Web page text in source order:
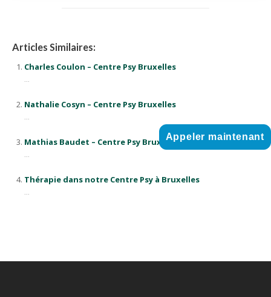
Articles Similaires:
Charles Coulon – Centre Psy Bruxelles
...
Nathalie Cosyn – Centre Psy Bruxelles
...
Mathias Baudet – Centre Psy Bruxelles
...
Thérapie dans notre Centre Psy à Bruxelles
...
Appeler maintenant